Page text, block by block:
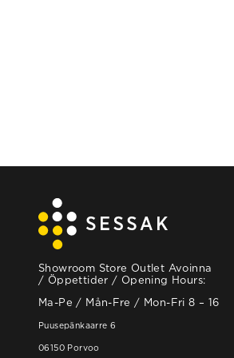
Showroom Store Outlet Avoinna
/ Öppettider / Opening Hours:
Ma-Pe / Mån-Fre / Mon-Fri 8 – 16
Puusepänkaarre 6
06150 Porvoo